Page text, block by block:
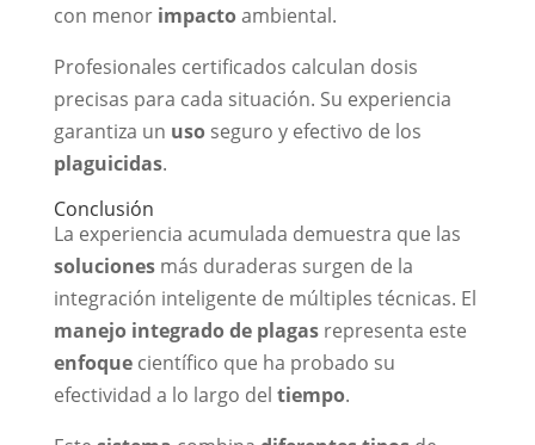
con menor impactoambiental.
Profesionales certificados calculan dosis
precisas para cada situación. Su experiencia
garantiza un usoseguro y efectivo de los
plaguicidas.
Conclusión
La experiencia acumulada demuestra que las
solucionesmás duraderas surgen de la
integración inteligente de múltiples técnicas. El
manejo integrado de plagasrepresenta este
enfoquecientífico que ha probado su
efectividad a lo largo del tiempo.